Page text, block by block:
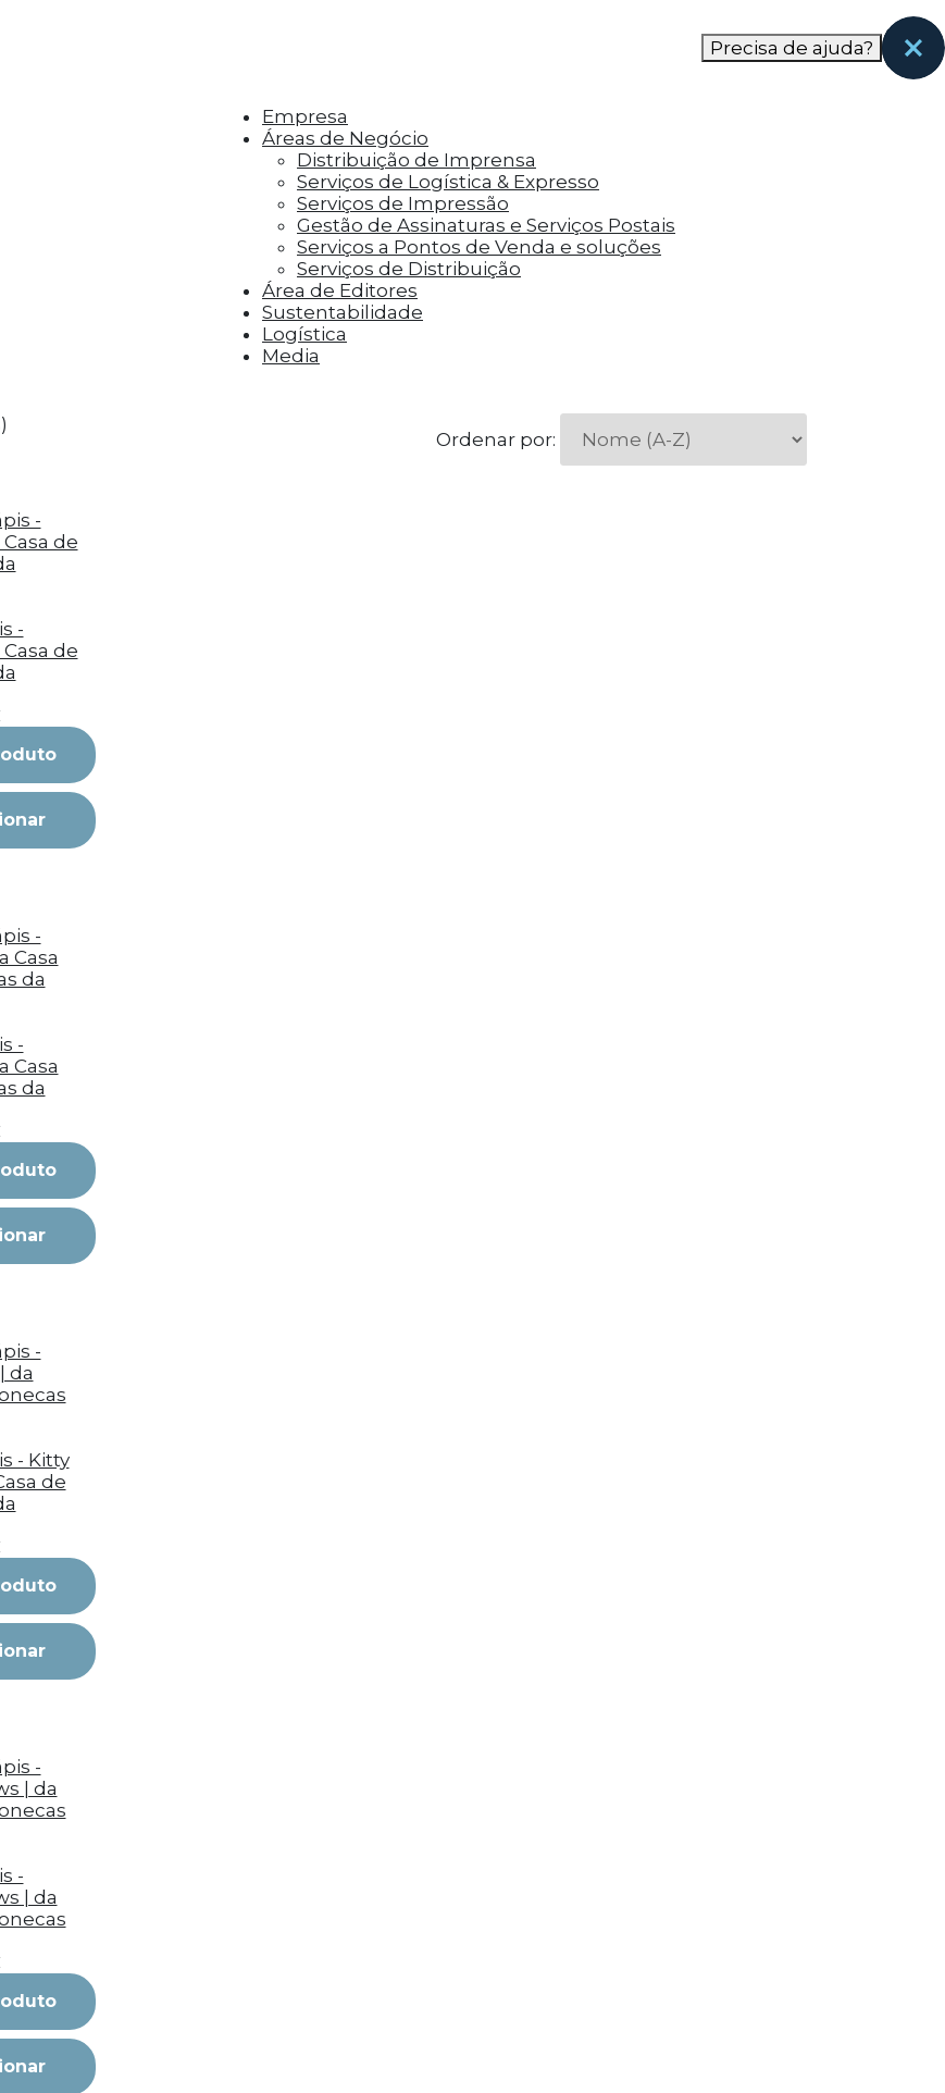
visitantes anúncios personalizados com base nas páginas que eles visitaram antes e analisar a
Precisa de ajuda?
Empresa
Áreas de Negócio
Distribuição de Imprensa
Serviços de Logística & Expresso
Serviços de Impressão
Gestão de Assinaturas e Serviços Postais
Serviços a Pontos de Venda e soluções
Serviços de Distribuição
Área de Editores
Sustentabilidade
Logística
Media
Ordenar por:
-
de
-
Casa
da
- Kitty
de
-
| da